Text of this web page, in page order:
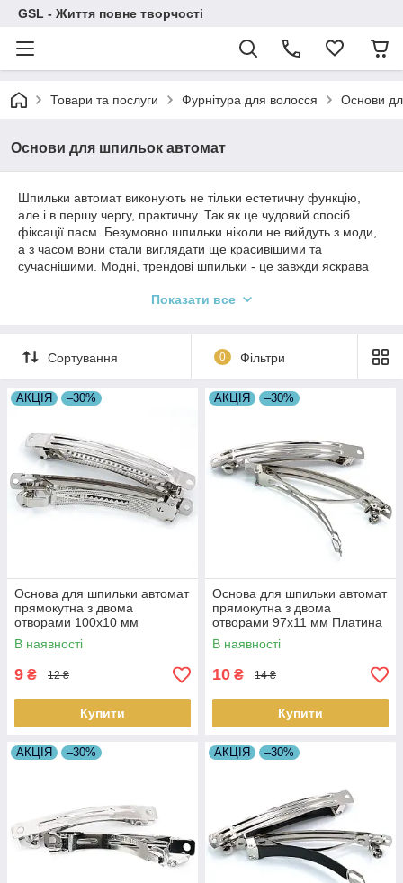
GSL - Життя повне творчості
Товари та послуги Фурнітура для волосся Основи
Основи для шпильок автомат
Шпильки автомат виконують не тільки естетичну функцію,
але і в першу чергу, практичну. Так як це чудовий спосіб
фіксації пасм. Безумовно шпильки ніколи не вийдуть з моди,
а з часом вони стали виглядати ще красивішими та
сучаснішими. Модні, трендові шпильки - це завжди яскрава
Показати все
Сортування 0 Фільтри
АКЦІЯ –30%
Основа для шпильки автомат
прямокутна з двома
отворами 100х10 мм
Платина 1 шт.
В наявності
9 ₴ 12 ₴
Купити
АКЦІЯ –30%
Основа для шпильки автомат
прямокутна з двома
отворами 97х11 мм Платина
1 шт.
В наявності
10 ₴ 14 ₴
Купити
АКЦІЯ –30% АКЦІЯ –30%